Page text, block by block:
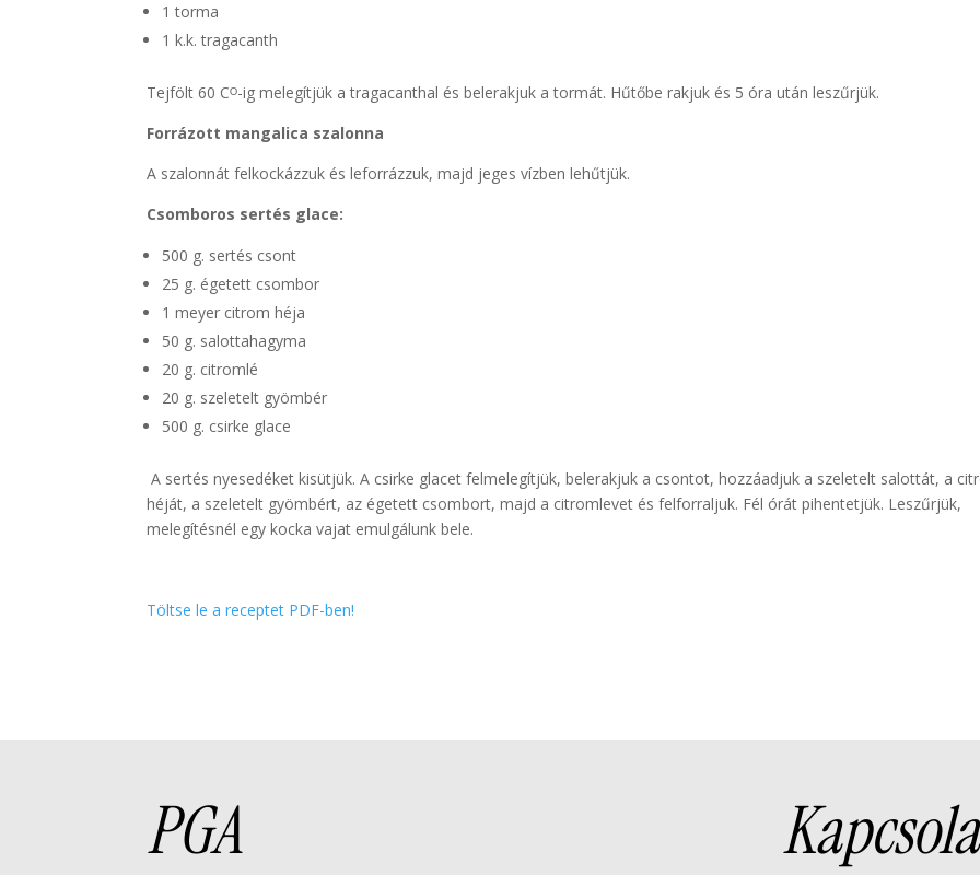
1 torma
1 k.k. tragacanth
Tejfölt 60 Cᴼ-ig melegítjük a tragacanthal és belerakjuk a tormát. Hűtőbe rakjuk és 5 óra után leszűrjük.
Forrázott mangalica szalonna
A szalonnát felkockázzuk és leforrázzuk, majd jeges vízben lehűtjük.
Csomboros sertés glace:
500 g. sertés csont
25 g. égetett csombor
1 meyer citrom héja
50 g. salottahagyma
20 g. citromlé
20 g. szeletelt gyömbér
500 g. csirke glace
A sertés nyesedéket kisütjük. A csirke glacet felmelegítjük, belerakjuk a csontot, hozzáadjuk a szeletelt salottát, a
héját, a szeletelt gyömbért, az égetett csombort, majd a citromlevet és felforraljuk. Fél órát pihentetjük. Leszűrjük,
melegítésnél egy kocka vajat emulgálunk bele.
Töltse le a receptet PDF-ben!
PGA